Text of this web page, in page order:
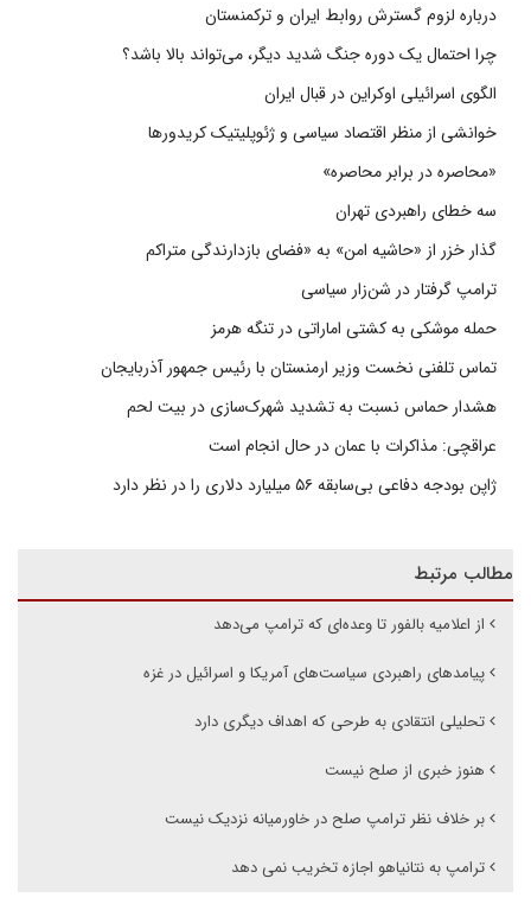
درباره لزوم گسترش روابط ایران و ترکمنستان
چرا احتمال یک دوره جنگ شدید دیگر، می‌تواند بالا باشد؟
الگوی اسرائیلی اوکراین در قبال ایران
خوانشی از منظر اقتصاد سیاسی و ژئوپلیتیک کریدورها
«محاصره در برابر محاصره»
سه خطای راهبردی تهران
گذار خزر از «حاشیه امن» به «فضای بازدارندگی متراکم
ترامپ گرفتار در شن‌زار سیاسی
حمله موشکی به کشتی اماراتی در تنگه هرمز
تماس تلفنی نخست وزیر ارمنستان با رئیس جمهور آذربایجان
هشدار حماس نسبت به تشدید شهرک‌سازی در بیت‌ لحم
عراقچی: مذاکرات با عمان در حال انجام است
ژاپن بودجه دفاعی بی‌سابقه ۵۶ میلیارد دلاری را در نظر دارد
مطالب مرتبط
از اعلامیه بالفور تا وعده‌ای که ترامپ می‌دهد
پیامدهای راهبردی سیاست‌های آمریکا و اسرائیل در غزه
تحلیلی انتقادی به طرحی که اهداف دیگری دارد
هنوز خبری از صلح نیست
بر خلاف نظر ترامپ صلح در خاورمیانه نزدیک نیست
ترامپ به نتانیاهو اجازه تخریب نمی دهد